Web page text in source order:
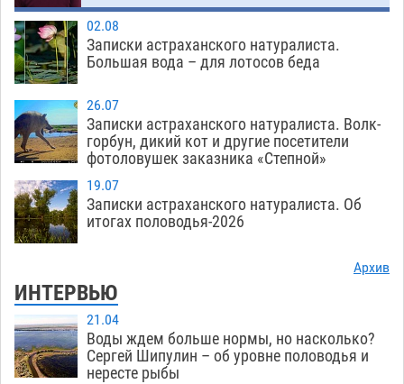
02.08
Записки астраханского натуралиста.
Большая вода – для лотосов беда
26.07
Записки астраханского натуралиста. Волк-
горбун, дикий кот и другие посетители
фотоловушек заказника «Степной»
19.07
Записки астраханского натуралиста. Об
итогах половодья-2026
Архив
ИНТЕРВЬЮ
21.04
Воды ждем больше нормы, но насколько?
Сергей Шипулин – об уровне половодья и
нересте рыбы